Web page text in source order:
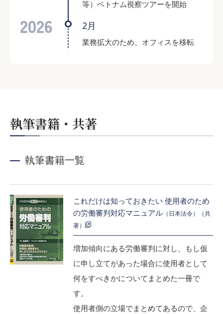
等）ベトナム視察ツアーを開始
2026 2月
業務拡大のため、オフィスを移転
執筆書籍・共著
執筆書籍一覧
これだけは知っておきたい 使用者のため
の労働審判対応マニュアル （日本法令）（共
著）
増加傾向にある労働審判に対し、もし仮
に申し立てがあった場合に使用者として
何をすべきかについてまとめた一冊で
す。
使用者側の立場でまとめてあるので、企